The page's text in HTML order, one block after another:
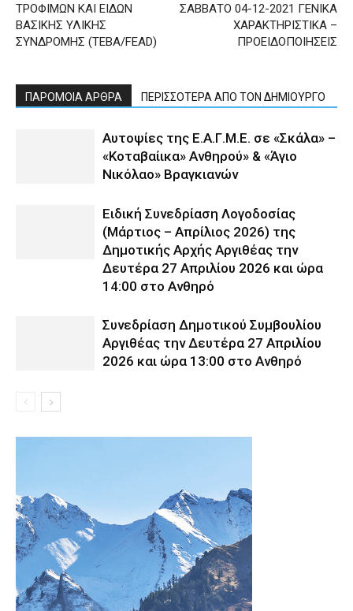
ΤΡΟΦΙΜΩΝ ΚΑΙ ΕΙΔΩΝ
ΒΑΣΙΚΗΣ ΥΛΙΚΗΣ
ΣΥΝΔΡΟΜΗΣ (ΤΕΒΑ/FEAD)
ΣΑΒΒΑΤΟ 04-12-2021 ΓΕΝΙΚΑ
ΧΑΡΑΚΤΗΡΙΣΤΙΚΑ –
ΠΡΟΕΙΔΟΠΟΙΗΣΕΙΣ
ΠΑΡΟΜΟΙΑ ΑΡΘΡΑ ΠΕΡΙΣΣΟΤΕΡΑ ΑΠΟ ΤΟΝ ΔΗΜΙΟΥΡΓΟ
Αυτοψίες της Ε.Α.Γ.Μ.Ε. σε «Σκάλα» –
«Κοταβαίικα» Ανθηρού» & «Άγιο
Νικόλαο» Βραγκιανών
Ειδική Συνεδρίαση Λογοδοσίας
(Μάρτιος – Απρίλιος 2026) της
Δημοτικής Αρχής Αργιθέας την
Δευτέρα 27 Απριλίου 2026 και ώρα
14:00 στο Ανθηρό
Συνεδρίαση Δημοτικού Συμβουλίου
Αργιθέας την Δευτέρα 27 Απριλίου
2026 και ώρα 13:00 στο Ανθηρό